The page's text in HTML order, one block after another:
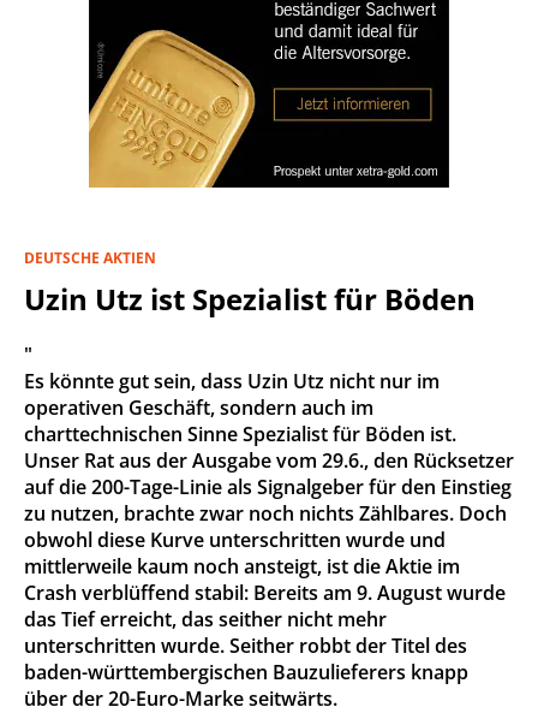
DEUTSCHE AKTIEN
Uzin Utz ist Spezialist für Böden
"
Es könnte gut sein, dass Uzin Utz nicht nur im
operativen Geschäft, sondern auch im
charttechnischen Sinne Spezialist für Böden ist.
Unser Rat aus der Ausgabe vom 29.6., den Rücksetzer
auf die 200-Tage-Linie als Signalgeber für den Einstieg
zu nutzen, brachte zwar noch nichts Zählbares. Doch
obwohl diese Kurve unterschritten wurde und
mittlerweile kaum noch ansteigt, ist die Aktie im
Crash verblüffend stabil: Bereits am 9. August wurde
das Tief erreicht, das seither nicht mehr
unterschritten wurde. Seither robbt der Titel des
baden-württembergischen Bauzulieferers knapp
über der 20-Euro-Marke seitwärts.